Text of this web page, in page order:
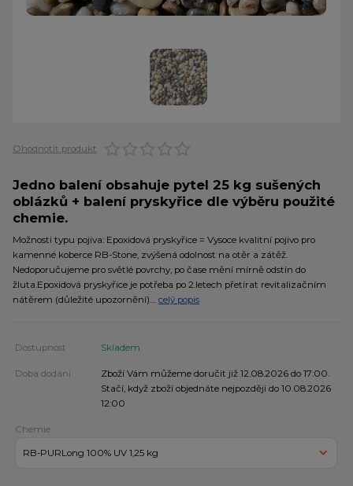
Ohodnotit produkt
Jedno balení obsahuje pytel 25 kg sušených
oblázků + balení pryskyřice dle výběru použité
chemie.
Možnosti typu pojiva: Epoxidová pryskyřice = Vysoce kvalitní pojivo pro
kamenné koberce RB-Stone, zvýšená odolnost na otěr a zátěž.
Nedoporučujeme pro světlé povrchy, po čase mění mírně odstín do
žluta.Epoxidová pryskyřice je potřeba po 2.letech přetírat revitalizačním
nátěrem (důležité upozornění).... celý popis
Dostupnost Skladem
Doba dodání
Zboží Vám můžeme doručit již 12.08.2026 do 17:00.
Stačí, když zboží objednáte nejpozději do 10.08.2026
12:00
Chemie